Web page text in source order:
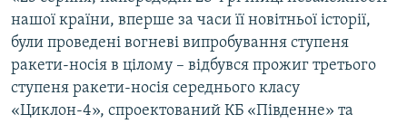
нашої країни, вперше за часи її новітньої історії,
були проведені вогневі випробування ступеня
ракети-носія в цілому – відбувся прожиг третього
ступеня ракети-носія середнього класу
«Циклон-4», спроектований КБ «Південне» та